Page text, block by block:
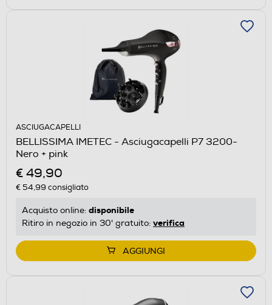
ASCIUGACAPELLI
BELLISSIMA IMETEC - Asciugacapelli P7 3200-
Nero + pink
€ 49,90
€ 54,99 consigliato
Acquisto online: disponibile
Ritiro in negozio in 30' gratuito: verifica
AGGIUNGI